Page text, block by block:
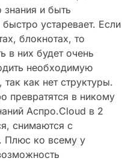
и быть
устаревает. Если
блокнотах, то
в них будет очень
необходимую
как нет структуры.
превратятся в никому
Аспро.Cloud в 2
снимаются с
Плюс ко всему у